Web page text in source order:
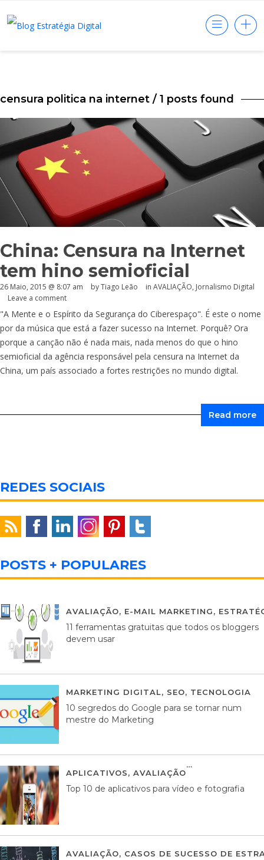
censura politica na internet / 1 posts found
China: Censura na Internet
tem hino semioficial
26 Maio, 2015 @ 8:07 am by Tiago Leão in AVALIAÇÃO, Jornalismo Digital
Leave a comment
"A Mente e o Espírito da Segurança do Ciberespaço". É este o nome
por da música que está a fazer sucesso na Internet. Porquê? Ora
porque a canção não é nada mais, nada menos do que o hino
semioficial da agência responsável pela censura na Internet da
China, um país associado a fortes restrições no mundo digital.
Read more
REDES SOCIAIS
POSTS + POPULARES
AVALIAÇÃO, E-MAIL MARKETING,
11 ferramentas gratuitas que todos os bloggers
devem usar
MARKETING DIGITAL, SEO, TECNOLOGIA
10 segredos do Google para se tornar num
mestre do Marketing
APLICATIVOS, AVALIAÇÃO
Top 10 de aplicativos para vídeo e fotografia
AVALIAÇÃO, CASOS DE SUCESSO DE